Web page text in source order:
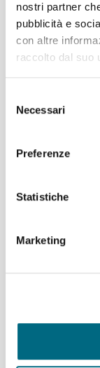
nostri partner
pubblicità e
con altre
raccolto dal suo
delNecessari
Preferenze
Statistiche
Marketing
Direzione
i bus, giunti in
Corvetto dove
sabato 8 e
Linee 704,
Linea 825 –
Funicolare